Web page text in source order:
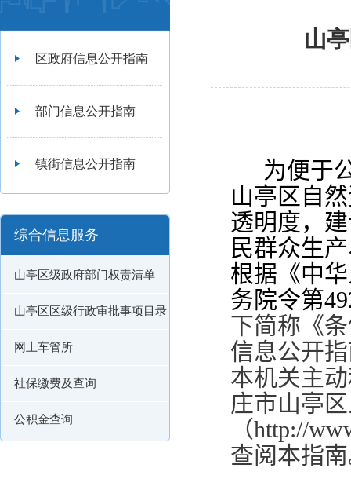
区政府信息公开指南
部门信息公开指南
镇街信息公开指南
综合信息服务
山亭区级政府部门权责清单
山亭区区级行政审批事项目录
网上车管所
社保缴费及查询
公积金查询
山
为便于
山亭区自
透明度，
民群众生
根据《中
务院令第
下简称《
信息公开
本机关主
庄市山亭
（http://
查阅本指